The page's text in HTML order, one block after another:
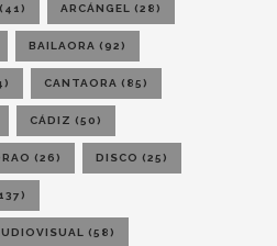
(41) ARCÁNGEL (28)
BAILAORA (92)
CANTAORA (85)
CÁDIZ (50)
(26) DISCO (25)
(58)